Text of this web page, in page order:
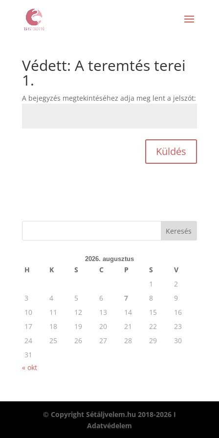
Védett: A teremtés terei
1.
A bejegyzés megtekintéséhez adja meg lent a jelszót:
Küldés
2026. augusztus
H K S C P S
V
1
2
3
4 5 6 7 8
9
10
11 12 13 14 15
16
17
18 19 20 21 22
23
24
25 26 27 28 29
30
31
« okt
© Copyright Sétáljvelem.hu 2018-2026 I
Adatvédelem